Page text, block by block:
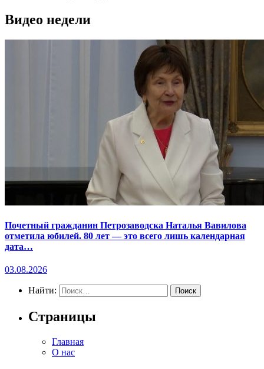
Видео недели
Почетный гражданин Петрозаводска Наталья Вавилова
отметила юбилей. 80 лет — это всего лишь календарная
дата…
03.08.2026
Найти:
Страницы
Главная
О нас